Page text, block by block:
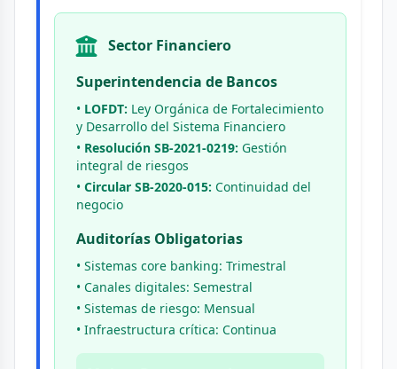
Sector Financiero
Superintendencia de Bancos
• LOFDT: Ley Orgánica de Fortalecimiento
y Desarrollo del Sistema Financiero
• Resolución SB-2021-0219: Gestión
integral de riesgos
• Circular SB-2020-015: Continuidad del
negocio
Auditorías Obligatorias
• Sistemas core banking: Trimestral
• Canales digitales: Semestral
• Sistemas de riesgo: Mensual
• Infraestructura crítica: Continua